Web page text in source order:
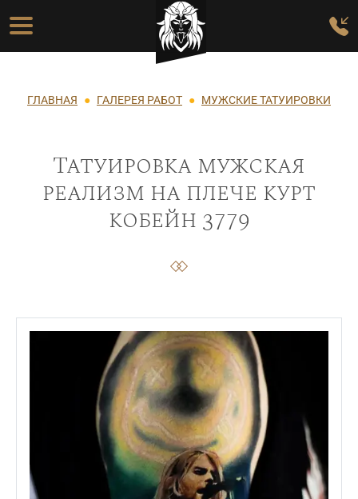
Перейти к основному содержанию
Основная навигация
Строка навигации
ГЛАВНАЯ ГАЛЕРЕЯ РАБОТ МУЖСКИЕ ТАТУИРОВКИ
Татуировка мужская
реализм на плече курт
кобейн 3779